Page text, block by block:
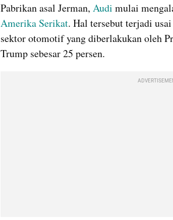
Pabrikan asal Jerman, Audi mulai
Amerika Serikat. Hal tersebut terjadi
sektor otomotif yang diberlakukan oleh
Trump sebesar 25 persen.